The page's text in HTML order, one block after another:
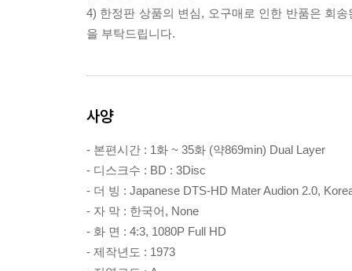
4) 한정판 상품의 변심, 오구매로 인한 반품은 회
을 부탁드립니다.
사양
- 본편시간 : 1화 ~ 35화 (약869min) Dual Layer
- 디스크수 : BD : 3Disc
- 더 빙 : Japanese DTS-HD Mater Audion 2.0,
- 자 막 : 한국어, None
- 화 면 : 4:3, 1080P Full HD
- 제작년도 : 1973